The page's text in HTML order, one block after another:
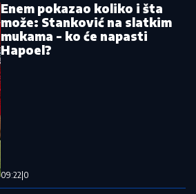
Enem pokazao koliko i šta
može: Stanković na slatkim
mukama - ko će napasti
Hapoel?
09:22 0